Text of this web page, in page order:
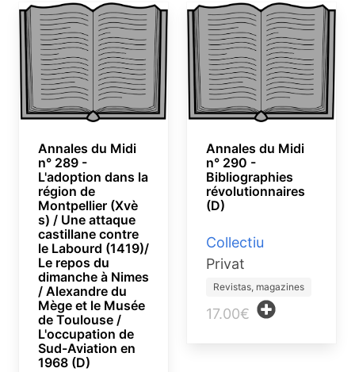
Annales du Midi
n° 289 -
L'adoption dans la
région de
Montpellier (Xvè
s) / Une attaque
castillane contre
le Labourd (1419)/
Le repos du
dimanche à Nimes
/ Alexandre du
Mège et le Musée
de Toulouse /
L'occupation de
Sud-Aviation en
1968 (D)
Annales du Midi
n° 290 -
Bibliographies
révolutionnaires
(D)
Collectiu
Privat
Revistas, magazines
17.00€